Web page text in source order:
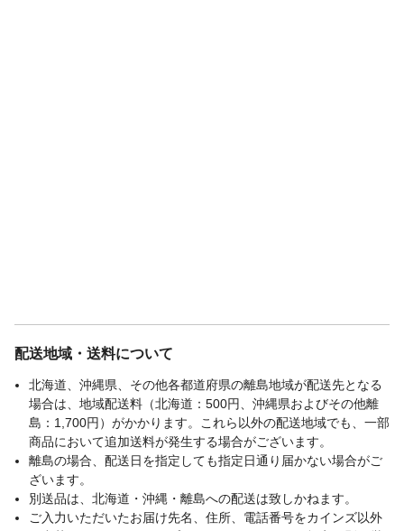
配送地域・送料について
北海道、沖縄県、その他各都道府県の離島地域が配送先となる
場合は、地域配送料（北海道：500円、沖縄県およびその他離
島：1,700円）がかかります。これら以外の配送地域でも、一部
商品において追加送料が発生する場合がございます。
離島の場合、配送日を指定しても指定日通り届かない場合がご
ざいます。
別送品は、北海道・沖縄・離島への配送は致しかねます。
ご入力いただいたお届け先名、住所、電話番号をカインズ以外